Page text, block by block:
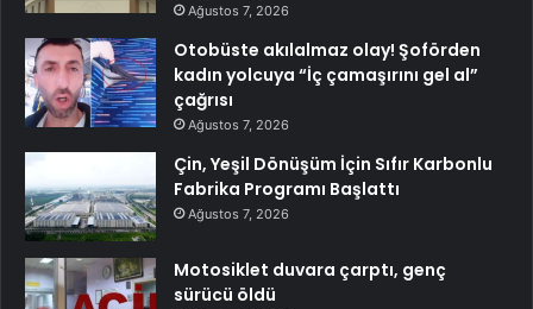
Ağustos 7, 2026
Otobüste akılalmaz olay! Şoförden
kadın yolcuya “İç çamaşırını gel al”
çağrısı
Ağustos 7, 2026
Çin, Yeşil Dönüşüm İçin Sıfır Karbonlu
Fabrika Programı Başlattı
Ağustos 7, 2026
Motosiklet duvara çarptı, genç
sürücü öldü